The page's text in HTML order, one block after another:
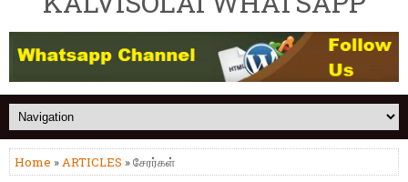
Home »ARTICLES » சேரர்கள்